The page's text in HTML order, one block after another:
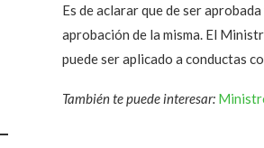
Es de aclarar que de ser
aprobación de la misma. El
puede ser aplicado a conductas
También te puede interesar: